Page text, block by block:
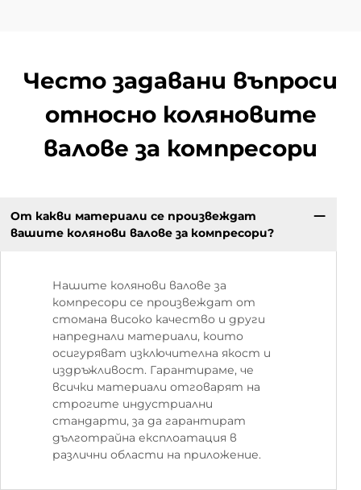
Често задавани въпроси
относно коляновите
валове за компресори
От какви материали се произвеждат
вашите колянови валове за компресори?
Нашите колянови валове за
компресори се произвеждат от
стомана високо качество и други
напреднали материали, които
осигуряват изключителна якост и
издръжливост. Гарантираме, че
всички материали отговарят на
строгите индустриални
стандарти, за да гарантират
дълготрайна експлоатация в
различни области на приложение.